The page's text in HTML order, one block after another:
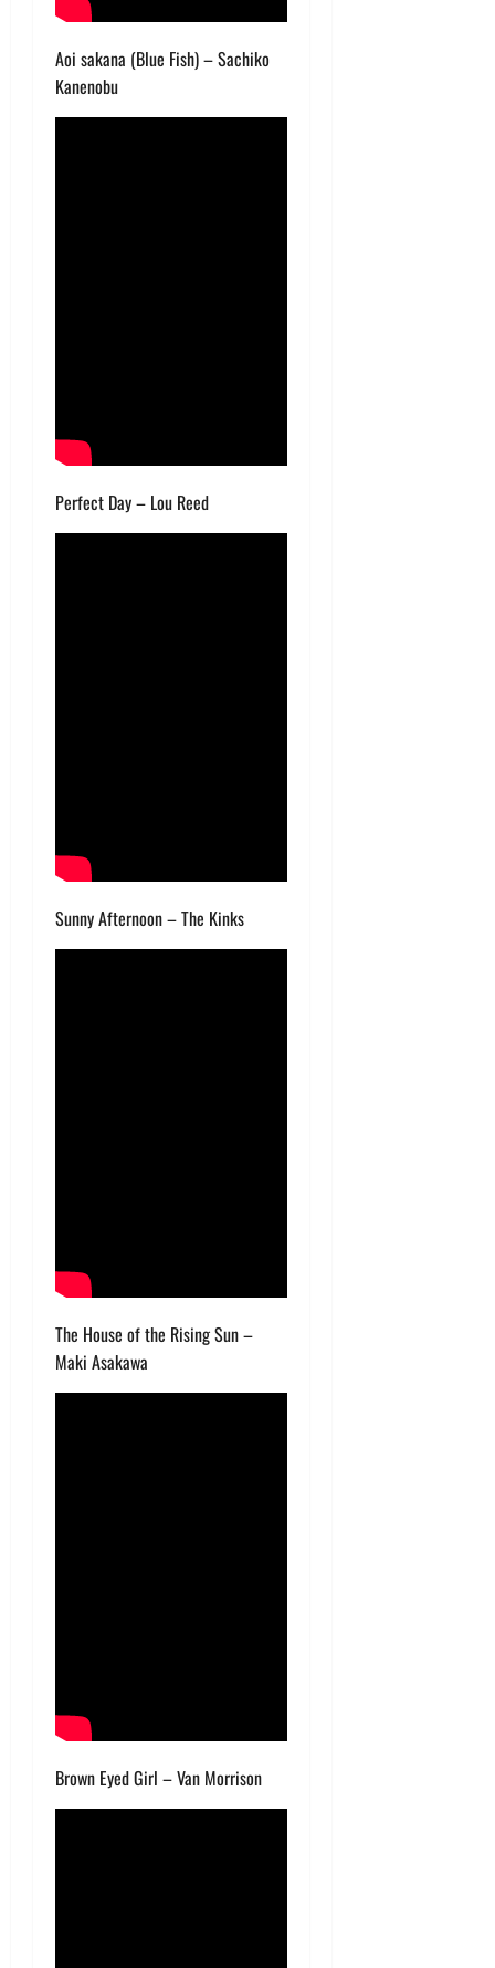
Aoi sakana (Blue Fish) – Sachiko
Kanenobu
Perfect Day – Lou Reed
Sunny Afternoon – The Kinks
The House of the Rising Sun –
Maki Asakawa
Brown Eyed Girl – Van Morrison